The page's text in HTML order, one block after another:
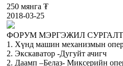
250 мянга ₮
2018-03-25
ФОРУМ МЭРГЭЖИЛ
1. Хүнд машин механизмын
2. Экскаватор -Дугуйт ачигч
2. Даамп –Белаз- Миксерийн